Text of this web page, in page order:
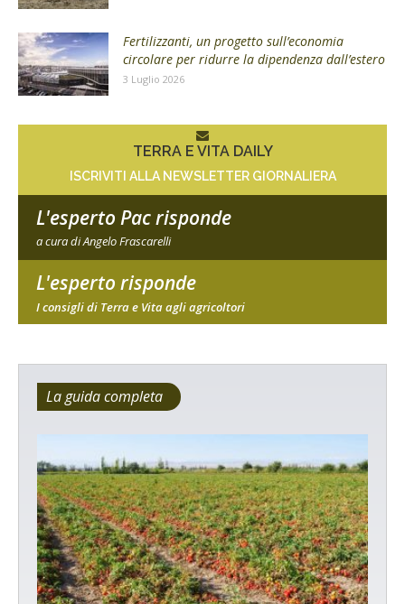
Fertilizzanti, un progetto sull’economia
circolare per ridurre la dipendenza dall’estero
3 Luglio 2026
TERRA E VITA DAILY
ISCRIVITI ALLA NEWSLETTER GIORNALIERA
L'esperto Pac risponde
a cura di Angelo Frascarelli
L'esperto risponde
I consigli di Terra e Vita agli agricoltori
La guida completa